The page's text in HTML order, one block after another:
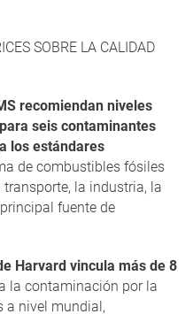
SOBRE LA CALIDAD
recomiendan niveles
seis contaminantes
los estándares
de combustibles fósiles
la industria, la
fuente de
Harvard vincula más de 8
la contaminación por la
a nivel mundial,